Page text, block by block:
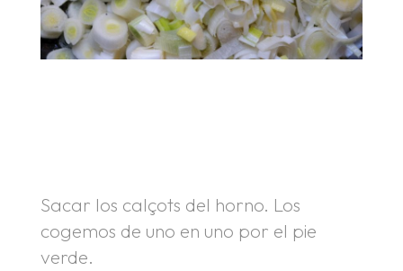
Sacar los calçots del horno. Los
cogemos de uno en uno por el pie
verde.